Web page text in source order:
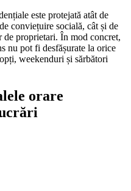
este protejată atât de
conviețuire socială, cât și de
proprietari. În mod concret,
nu pot fi desfășurate la orice
weekenduri și sărbători
orare